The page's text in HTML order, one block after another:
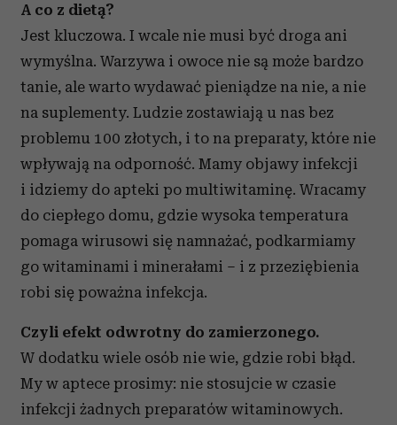
A co z dietą?
Jest kluczowa. I wcale nie musi być droga ani
wymyślna. Warzywa i owoce nie są może bardzo
tanie, ale warto wydawać pieniądze na nie, a nie
na suplementy. Ludzie zostawiają u nas bez
problemu 100 złotych, i to na preparaty, które nie
wpływają na odporność. Mamy objawy infekcji
i idziemy do apteki po multiwitaminę. Wracamy
do ciepłego domu, gdzie wysoka temperatura
pomaga wirusowi się namnażać, podkarmiamy
go witaminami i minerałami – i z przeziębienia
robi się poważna infekcja.
Czyli efekt odwrotny do zamierzonego.
W dodatku wiele osób nie wie, gdzie robi błąd.
My w aptece prosimy: nie stosujcie w czasie
infekcji żadnych preparatów witaminowych.